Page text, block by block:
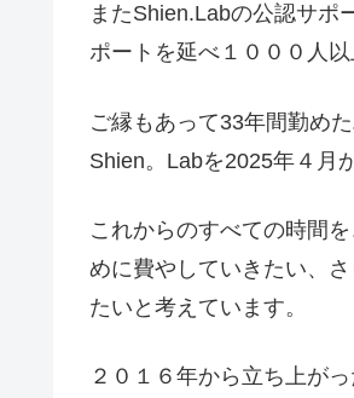
またShien.Labの公認サポ
ポートを延べ１０００人
ご縁もあって33年間勤め
Shien。Labを2025年４月
これからのすべての時間
めに費やしていきたい、
たいと考えています。
２０１６年から立ち上がっ